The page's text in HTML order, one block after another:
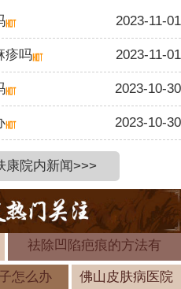
2023-11-01
疹吗 2023-11-01
2023-10-30
2023-10-30
康院内新闻>>>
祛除凹陷疤痕的方法有
怎么办
佛山皮肤病医院